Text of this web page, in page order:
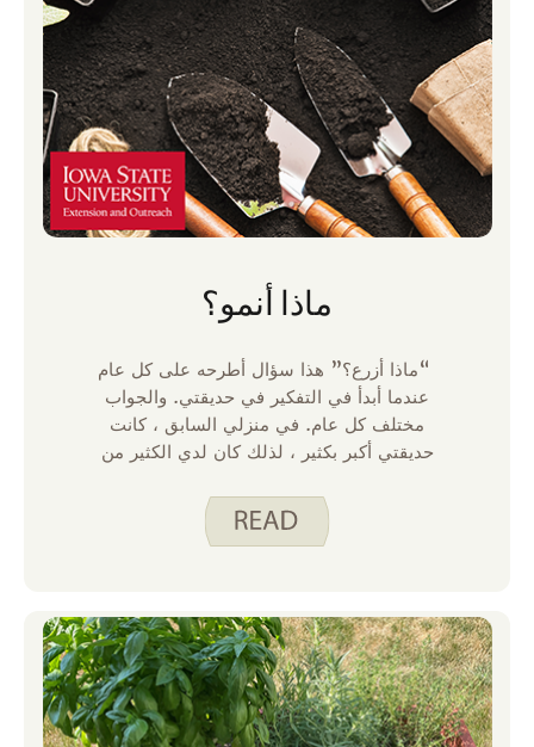
ماذا أنمو؟
“ماذا أزرع؟” هذا سؤال أطرحه على كل عام
عندما أبدأ في التفكير في حديقتي. والجواب
مختلف كل عام. في منزلي السابق ، كانت
حديقتي أكبر بكثير ، لذلك كان لدي الكثير من
الحديقة ، زرعت الخس والطماطم والفلفل
والذرة والبروكلي والجزر والبنجر والكرنب والقرع